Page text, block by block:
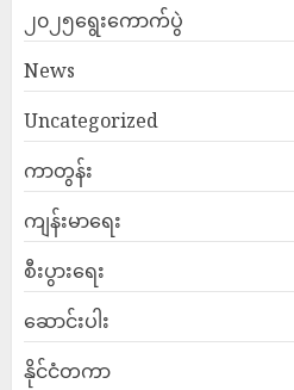
၂၀၂၅ရွေးကောက်ပွဲ
News
Uncategorized
ကာတွန်း
ကျန်းမာရေး
စီးပွားရေး
ဆောင်းပါး
နိုင်ငံတကာ